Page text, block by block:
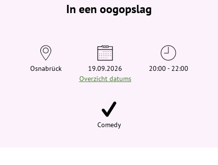
e
In een oogopslag
Osnabrück
19.09.2026
Overzicht datums
20:00 - 22:00
Comedy